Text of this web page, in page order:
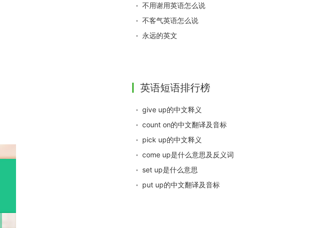
不用谢用英语怎么说
不客气英语怎么说
永远的英文
英语短语排行榜
give up的中文释义
count on的中文翻译及音标
pick up的中文释义
come up是什么意思及反义词
set up是什么意思
put up的中文翻译及音标